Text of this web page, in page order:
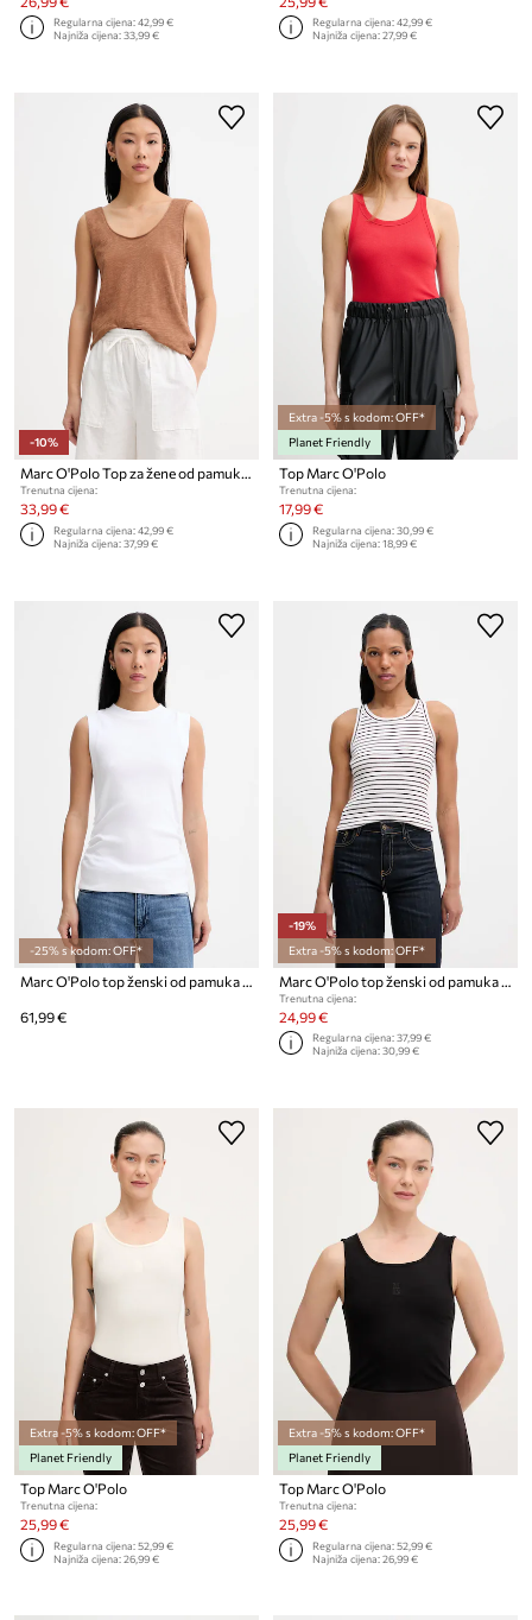
Regularna cijena:42,99 €
Najniža cijena:33,99 €
Regularna cijena:42,99 €
Najniža cijena:27,99 €
-10%
Marc O'Polo Top za žene od pamuka
Trenutna cijena:
33,99 €
Regularna cijena:42,99 €
Najniža cijena:37,99 €
Extra -5% s kodom: OFF*
Planet Friendly
Top Marc O'Polo
Trenutna cijena:
17,99 €
Regularna cijena:30,99 €
Najniža cijena:18,99 €
-25% s kodom: OFF*
61,99 €
-19%
Extra -5% s kodom: OFF*
Trenutna cijena:
24,99 €
Regularna cijena:37,99 €
Najniža cijena:30,99 €
Extra -5% s kodom: OFF*
Planet Friendly
Top Marc O'Polo
Trenutna cijena:
25,99 €
Regularna cijena:52,99 €
Najniža cijena:26,99 €
Extra -5% s kodom: OFF*
Planet Friendly
Top Marc O'Polo
Trenutna cijena:
25,99 €
Regularna cijena:52,99 €
Najniža cijena:26,99 €